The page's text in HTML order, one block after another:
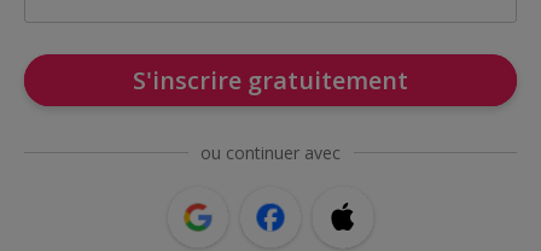
S'inscrire gratuitement
ou continuer avec